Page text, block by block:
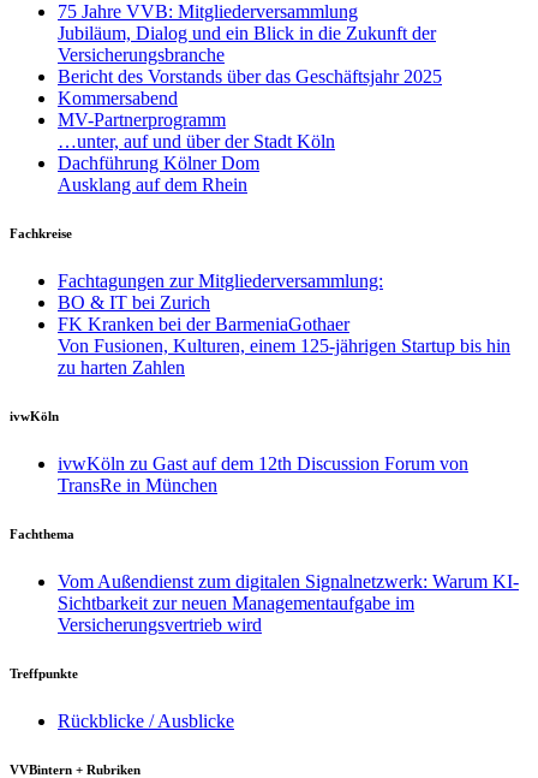
75 Jahre VVB: Mitgliederversammlung
Jubiläum, Dialog und ein Blick in die Zukunft der
Versicherungsbranche
Bericht des Vorstands über das Geschäftsjahr 2025
Kommersabend
MV-Partnerprogramm
…unter, auf und über der Stadt Köln
Dachführung Kölner Dom
Ausklang auf dem Rhein
Fachkreise
Fachtagungen zur Mitgliederversammlung:
BO & IT bei Zurich
FK Kranken bei der BarmeniaGothaer
Von Fusionen, Kulturen, einem 125-jährigen Startup bis hin
zu harten Zahlen
ivwKöln
ivwKöln zu Gast auf dem 12th Discussion Forum von
TransRe in München
Fachthema
Vom Außendienst zum digitalen Signalnetzwerk: Warum KI-
Sichtbarkeit zur neuen Managementaufgabe im
Versicherungsvertrieb wird
Treffpunkte
Rückblicke / Ausblicke
VVBintern + Rubriken